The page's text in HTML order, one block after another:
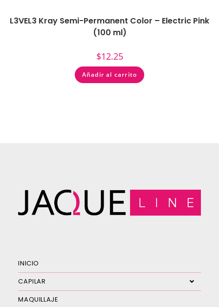
L3VEL3 Kray Semi-Permanent Color – Electric Pink
(100 ml)
$12.25
Añadir al carrito
INICIO
CAPILAR
MAQUILLAJE